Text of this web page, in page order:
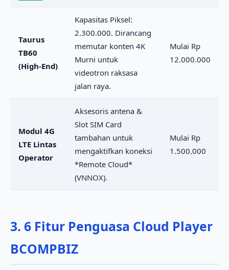
Taurus
TB60
(High-End)
Kapasitas Piksel:
2.300.000. Dirancang
memutar konten 4K
Murni untuk
videotron raksasa
jalan raya.
Mulai Rp
12.000.000
Modul 4G
LTE Lintas
Operator
Aksesoris antena &
Slot SIM Card
tambahan untuk
mengaktifkan koneksi
*Remote Cloud*
(VNNOX).
Mulai Rp
1.500.000
3. 6 Fitur Penguasa Cloud Player
BCOMPBIZ